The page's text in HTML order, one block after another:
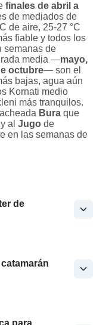
finales de abril a
de mediados de
de aire, 25-27 °C
fiable y todos los
semanas de
media —mayo,
octubre— son el
bajas, agua aún
Kornati medio
más tranquilos.
Bura que
al Jugo de
en las semanas de
de